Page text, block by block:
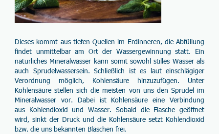
Dieses kommt aus tiefen Quellen im Erdinneren, die Abfüllung
findet unmittelbar am Ort der Wassergewinnung statt. Ein
natürliches Mineralwasser kann somit sowohlstilles Wasserals
auch Sprudelwassersein. Schließlich ist es laut einschlägiger
Verordnung möglich, Kohlensäure hinzuzufügen. Unter
Kohlensäure stellen sich die meisten von uns den Sprudel im
Mineralwasser vor. Dabei ist Kohlensäure eine Verbindung
aus Kohlendioxid undWasser. Sobald die Flasche geöffnet
wird, sinkt der Druck und die Kohlensäure setzt Kohlendioxid
bzw. die uns bekannten Bläschen frei.